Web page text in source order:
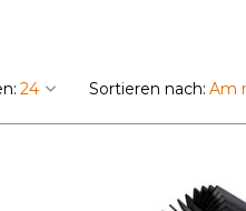
Sortieren nach: